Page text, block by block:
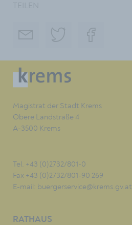
Magistrat der Stadt Krems
Obere Landstraße 4
A-3500 Krems
Tel. +43 (0)2732/801-0
Fax +43 (0)2732/801-90 269
E-mail: buergerservice@krems.gv.at
RATHAUS